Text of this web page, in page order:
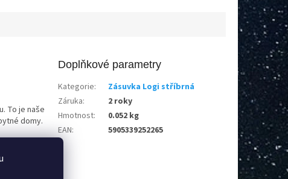
To je naše
domy.
a
Doplňkové parametry
Kategorie:
Zásuvka Logi stříbrná
Záruka:
2 roky
Hmotnost:
0.052 kg
EAN: 5905339252265